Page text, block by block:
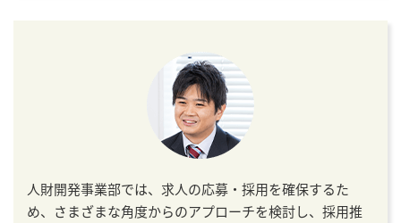
人財開発事業部では、求人の応募・採用を確保するた
め、さまざまな角度からのアプローチを検討し、採用推